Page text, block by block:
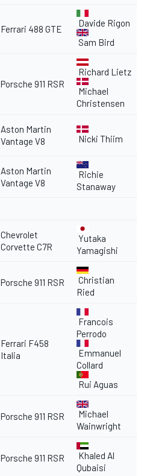
Ferrari 488 GTE
Davide Rigon
Sam Bird
Porsche 911 RSR
Richard Lietz
Michael
Christensen
Aston Martin
Vantage V8
Nicki Thiim
Aston Martin
Vantage V8
Richie
Stanaway
Chevrolet
Corvette C7R
Yutaka
Yamagishi
Porsche 911 RSR
Christian
Ried
Ferrari F458
Italia
Francois
Perrodo
Emmanuel
Collard
Rui Aguas
Porsche 911 RSR
Michael
Wainwright
Porsche 911 RSR
Khaled Al
Qubaisi